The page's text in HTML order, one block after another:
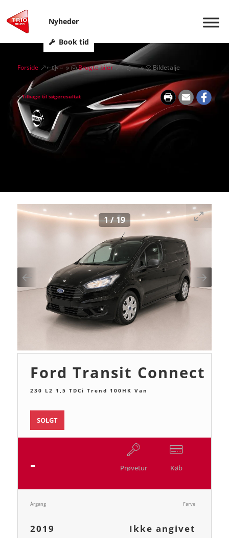
Nyheder
Book tid
Forside &#x39; Brugte biler &#x39; Bildetalje
<Tilbage til søgeresultat
1/19
Ford Transit Connect
230 L2 1,5 TDCi Trend 100HK Van
SOLGT
- Prøvetur Køb
Årgang
2019
Farve
Ikke angivet